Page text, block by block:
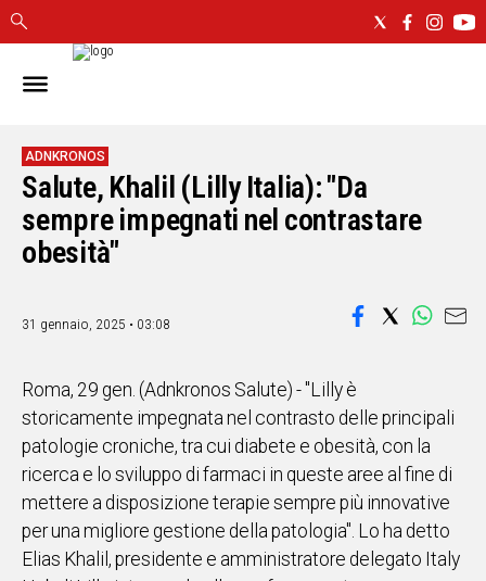
IN
CAGLIARI
SASSARI
NUORO
ORISTANO
SULCIS
OGLIASTRA
ALTRE
NOTIZIE
POLITICA
IN
ITALIA
NEL
ADNKRONOS
Salute, Khalil (Lilly Italia): "Da
sempre impegnati nel contrastare
obesità"
31 gennaio, 2025 • 03:08
Roma, 29 gen. (Adnkronos Salute) - "Lilly è
storicamente impegnata nel contrasto delle principali
patologie croniche, tra cui diabete e obesità, con la
ricerca e lo sviluppo di farmaci in queste aree al fine di
mettere a disposizione terapie sempre più innovative
per una migliore gestione della patologia". Lo ha detto
Elias Khalil, presidente e amministratore delegato Italy